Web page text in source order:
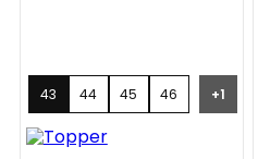
43 44 45 46 +1